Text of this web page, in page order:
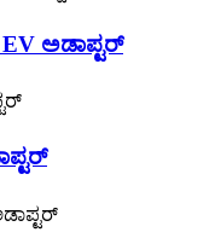
ಅಡಾಪ್ಟರ್